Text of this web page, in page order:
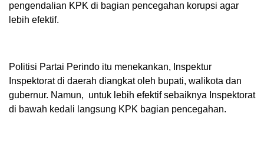
pengendalian KPK di bagian pencegahan korupsi agar
lebih efektif.
Politisi Partai Perindo itu menekankan, Inspektur
Inspektorat di daerah diangkat oleh bupati, walikota dan
gubernur. Namun, untuk lebih efektif sebaiknya Inspektorat
di bawah kedali langsung KPK bagian pencegahan.